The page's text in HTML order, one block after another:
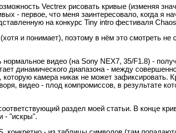
Vectrex рисовать кривые (изменяя
- первое, что меня заинтересовало, когда я
на конкурс Tiny intro фестиваля
и понимает), поэтому в нём это смотреть не
видео (на Sony NEX7, 35/F1.8) -
динамического диапазона - между
камера никак не может зафиксировать.
видео - плод компромиссов, в результате
раздел моей статьи. В конце
- "искры".